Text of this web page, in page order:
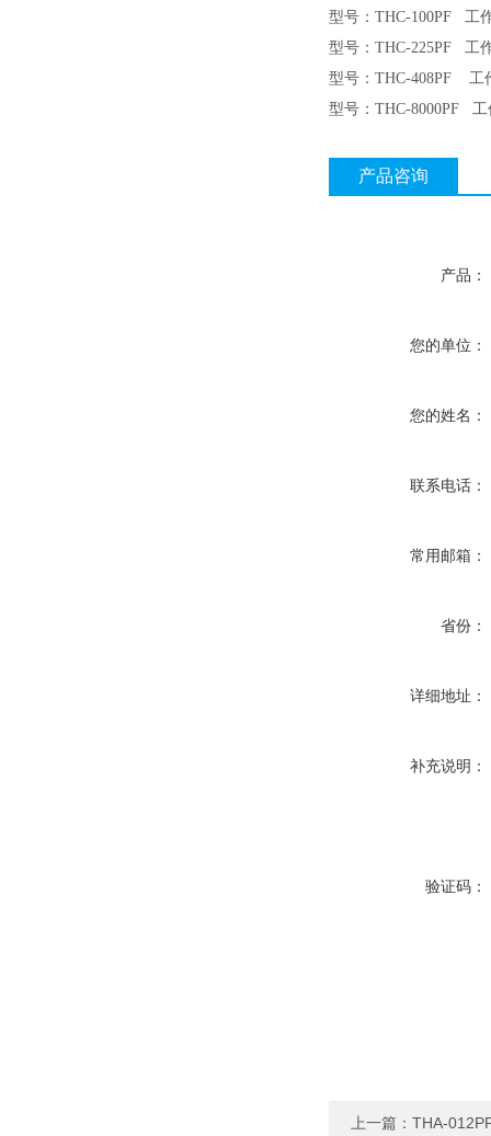
型号：THC-100PF 工
型号：THC-225PF 工
型号：THC-408PF 工
型号：THC-8000PF 工
产品咨询
产品：
您的单位：
您的姓名：
联系电话：
常用邮箱：
省份：
详细地址：
补充说明：
验证码：
上一篇： THA-